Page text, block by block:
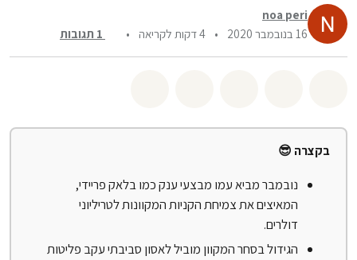
noa peri
16 בנובמבר 2020
• 4 דקות לקריאה •
1 תגובות
בקצרה 😎
נובמבר מביא עמו מבצעי ענק כמו בלאק פריידי,
המאיצים את צמיחת הקניות המקוונות לטריליוני
דולרים.
הגידול בסחר המקוון מוביל לאסון סביבתי עקב פליטות